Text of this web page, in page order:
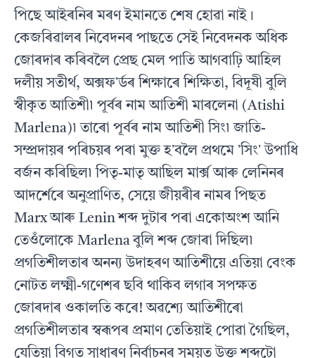
পিছে আইৰনিৰ মৰণ ইমানতে শেষ হোৱা নাই।
কেজৰিৱালৰ নিবেদনৰ পাছতে সেই নিবেদনক অধিক
জোৰদাৰ কৰিবলৈ প্ৰেছ মেল পাতি আগবাঢ়ি আহিল
দলীয় সতীৰ্থ, অক্সফʼৰ্ডৰ শিক্ষাৰে শিক্ষিতা, বিদূষী বুলি
স্বীকৃত আতিশী৷ পূৰ্বৰ নাম আতিশী মাৰলেনা (Atishi
Marlena)৷ তাৰো পূৰ্বৰ নাম আতিশী সিং৷ জাতি-
সম্প্ৰদায়ৰ পৰিচয়ৰ পৰা মুক্ত হʼবলৈ প্ৰথমে ʼসিংʼ উপাধি
বৰ্জন কৰিছিল৷ পিতৃ-মাতৃ আছিল মাৰ্ক্স আৰু লেনিনৰ
আদৰ্শেৰে অনুপ্ৰাণিত, সেয়ে জীয়ৰীৰ নামৰ পিছত
Marx আৰু Lenin শব্দ দুটাৰ পৰা একোঅংশ আনি
তেওঁলোকে Marlena বুলি শব্দ জোৰা দিছিল৷
প্ৰগতিশীলতাৰ অনন্য উদাহৰণ আতিশীয়ে এতিয়া বেংক
নোটত লক্ষ্মী-গণেশৰ ছবি থাকিব লগাৰ সপক্ষত
জোৰদাৰ ওকালতি কৰে! অৱশ্যে আতিশীৰো
প্ৰগতিশীলতাৰ স্বৰূপৰ প্ৰমাণ তেতিয়াই পোৱা গৈছিল,
যেতিয়া বিগত সাধাৰণ নিৰ্বাচনৰ সময়ত উক্ত শব্দটো